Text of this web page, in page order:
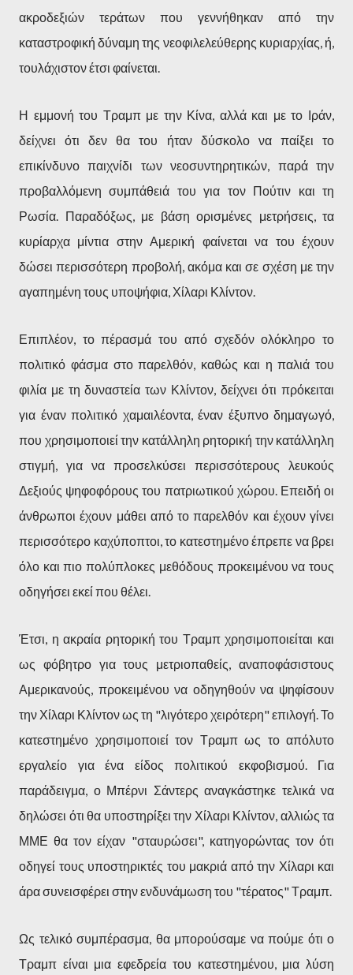
ακροδεξιών τεράτων που γεννήθηκαν από την
καταστροφική δύναμη της νεοφιλελεύθερης κυριαρχίας, ή,
τουλάχιστον έτσι φαίνεται.
Η εμμονή του Τραμπ με την Κίνα, αλλά και με το Ιράν,
δείχνει ότι δεν θα του ήταν δύσκολο να παίξει το
επικίνδυνο παιχνίδι των νεοσυντηρητικών, παρά την
προβαλλόμενη συμπάθειά του για τον Πούτιν και τη
Ρωσία. Παραδόξως, με βάση ορισμένες μετρήσεις, τα
κυρίαρχα μίντια στην Αμερική φαίνεται να του έχουν
δώσει περισσότερη προβολή, ακόμα και σε σχέση με την
αγαπημένη τους υποψήφια, Χίλαρι Κλίντον.
Επιπλέον, το πέρασμά του από σχεδόν ολόκληρο το
πολιτικό φάσμα στο παρελθόν, καθώς και η παλιά του
φιλία με τη δυναστεία των Κλίντον, δείχνει ότι πρόκειται
για έναν πολιτικό χαμαιλέοντα, έναν έξυπνο δημαγωγό,
που χρησιμοποιεί την κατάλληλη ρητορική την κατάλληλη
στιγμή, για να προσελκύσει περισσότερους λευκούς
Δεξιούς ψηφοφόρους του πατριωτικού χώρου. Επειδή οι
άνθρωποι έχουν μάθει από το παρελθόν και έχουν γίνει
περισσότερο καχύποπτοι, το κατεστημένο έπρεπε να βρει
όλο και πιο πολύπλοκες μεθόδους προκειμένου να τους
οδηγήσει εκεί που θέλει.
Έτσι, η ακραία ρητορική του Τραμπ χρησιμοποιείται και
ως φόβητρο για τους μετριοπαθείς, αναποφάσιστους
Αμερικανούς, προκειμένου να οδηγηθούν να ψηφίσουν
την Χίλαρι Κλίντον ως τη "λιγότερο χειρότερη" επιλογή. Το
κατεστημένο χρησιμοποιεί τον Τραμπ ως το απόλυτο
εργαλείο για ένα είδος πολιτικού εκφοβισμού. Για
παράδειγμα, ο Μπέρνι Σάντερς αναγκάστηκε τελικά να
δηλώσει ότι θα υποστηρίξει την Χίλαρι Κλίντον, αλλιώς τα
ΜΜΕ θα τον είχαν "σταυρώσει", κατηγορώντας τον ότι
οδηγεί τους υποστηρικτές του μακριά από την Χίλαρι και
άρα συνεισφέρει στην ενδυνάμωση του "τέρατος" Τραμπ.
Ως τελικό συμπέρασμα, θα μπορούσαμε να πούμε ότι ο
Τραμπ είναι μια εφεδρεία του κατεστημένου, μια λύση